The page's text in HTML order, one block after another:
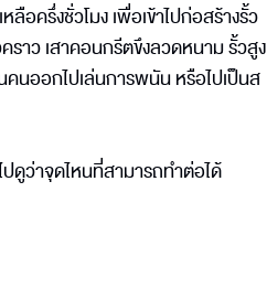
อครึ่งชั่วโมง เพื่อเข้าไปก่อสร้างรั้ว
ราว เสาคอนกรีตขึงลวดหนาม รั้วสูง
คนออกไปเล่นการพนัน หรือไปเป็นส
ดูว่าจุดไหนที่สามารถทำต่อได้